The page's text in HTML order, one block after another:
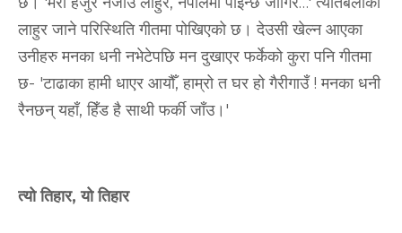
लाहुर जाने परिस्थिति गीतमा पोखिएको छ। देउसी खेल्न आएका
उनीहरु मनका धनी नभेटेपछि मन दुखाएर फर्केको कुरा पनि गीतमा
छ- 'टाढाका हामी धाएर आयौँ, हाम्रो त घर हो गैरीगाउँ ! मनका धनी
रैनछन् यहाँ, हिँड है साथी फर्की जाँउ।'
त्यो तिहार, यो तिहार